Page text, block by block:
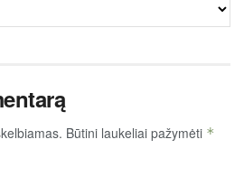
Būtini laukeliai pažymėti *